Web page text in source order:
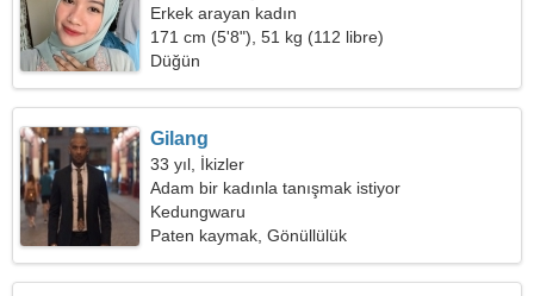
Erkek arayan kadın
171 cm (5'8"), 51 kg (112 libre)
Düğün
Gilang
33 yıl, İkizler
Adam bir kadınla tanışmak istiyor
Kedungwaru
Paten kaymak, Gönüllülük